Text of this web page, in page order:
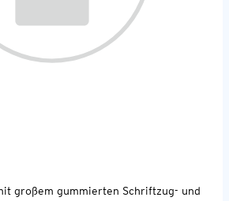
großem gummierten Schriftzug- und